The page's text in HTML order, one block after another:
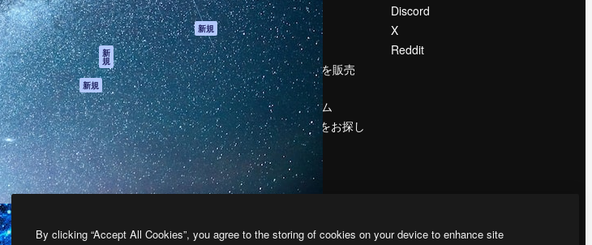
ストックコンテン
ツ
Claude/ChatGPT
向けMCP
新
規
エージェント 新規
API
モバイルアプリ
すべてのMagnificツ
ール
シー
オリジナル 新規
クッキーポリシー
トラストセンター
アフィリエイト
法人向け
ブログ
イベント
Slidesgo
コンテンツを販売
する
プレスルーム
magnific.aiをお探し
ですか？
Discord
X
Reddit
無断複写・転載を禁じます
By clicking “Accept All Cookies”, you agree to the storing of cookies on your device to enhance site